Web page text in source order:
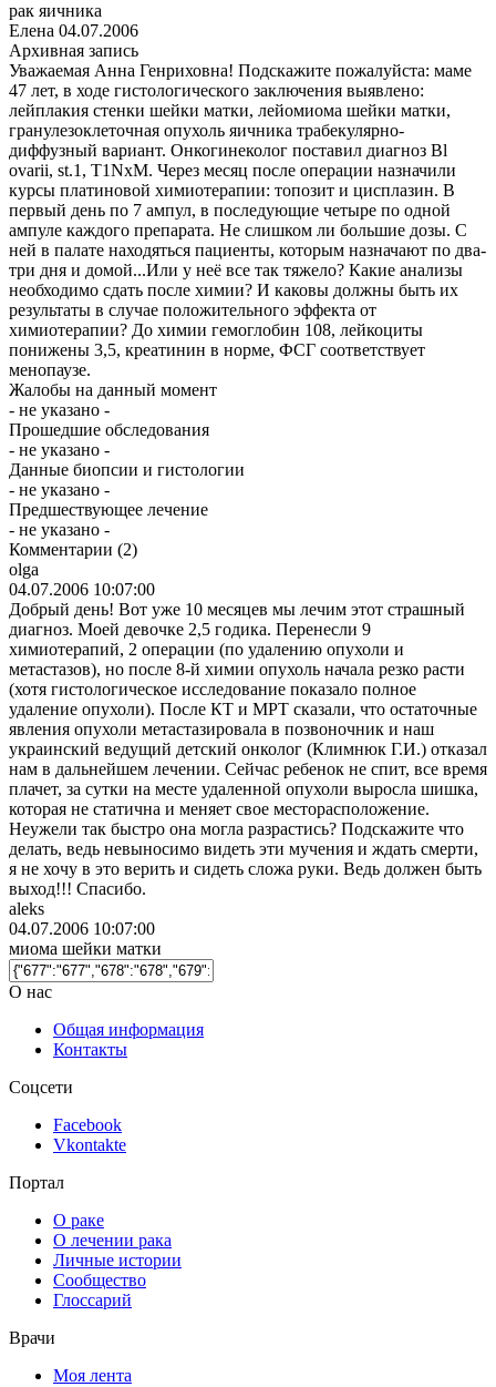
рак яичника
Елена 04.07.2006
Архивная запись
Уважаемая Анна Генриховна! Подскажите пожалуйста: маме
47 лет, в ходе гистологического заключения выявлено:
лейплакия стенки шейки матки, лейомиома шейки матки,
гранулезоклеточная опухоль яичника трабекулярно-
диффузный вариант. Онкогинеколог поставил диагноз Bl
ovarii, st.1, T1NxM. Через месяц после операции назначили
курсы платиновой химиотерапии: топозит и цисплазин. В
первый день по 7 ампул, в последующие четыре по одной
ампуле каждого препарата. Не слишком ли большие дозы. С
ней в палате находяться пациенты, которым назначают по два-
три дня и домой...Или у неё все так тяжело? Какие анализы
необходимо сдать после химии? И каковы должны быть их
результаты в случае положительного эффекта от
химиотерапии? До химии гемоглобин 108, лейкоциты
понижены 3,5, креатинин в норме, ФСГ соответствует
менопаузе.
Жалобы на данный момент
- не указано -
Прошедшие обследования
- не указано -
Данные биопсии и гистологии
- не указано -
Предшествующее лечение
- не указано -
Комментарии (2)
olga
04.07.2006 10:07:00
Добрый день! Вот уже 10 месяцев мы лечим этот страшный
диагноз. Моей девочке 2,5 годика. Перенесли 9
химиотерапий, 2 операции (по удалению опухоли и
метастазов), но после 8-й химии опухоль начала резко расти
(хотя гистологическое исследование показало полное
удаление опухоли). После КТ и МРТ сказали, что остаточные
явления опухоли метастазировала в позвоночник и наш
украинский ведущий детский онколог (Климнюк Г.И.) отказал
нам в дальнейшем лечении. Сейчас ребенок не спит, все время
плачет, за сутки на месте удаленной опухоли выросла шишка,
которая не статична и меняет свое месторасположение.
Неужели так быстро она могла разрастись? Подскажите что
делать, ведь невыносимо видеть эти мучения и ждать смерти,
я не хочу в это верить и сидеть сложа руки. Ведь должен быть
выход!!! Спасибо.
aleks
04.07.2006 10:07:00
миома шейки матки
О нас
Общая информация
Контакты
Соцсети
Facebook
Vkontakte
Портал
О раке
О лечении рака
Личные истории
Сообщество
Глоссарий
Врачи
Моя лента